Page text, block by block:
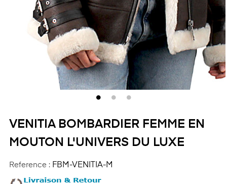
VENITIA BOMBARDIER FEMME EN
MOUTON L'UNIVERS DU LUXE
Reference : FBM-VENITIA-M